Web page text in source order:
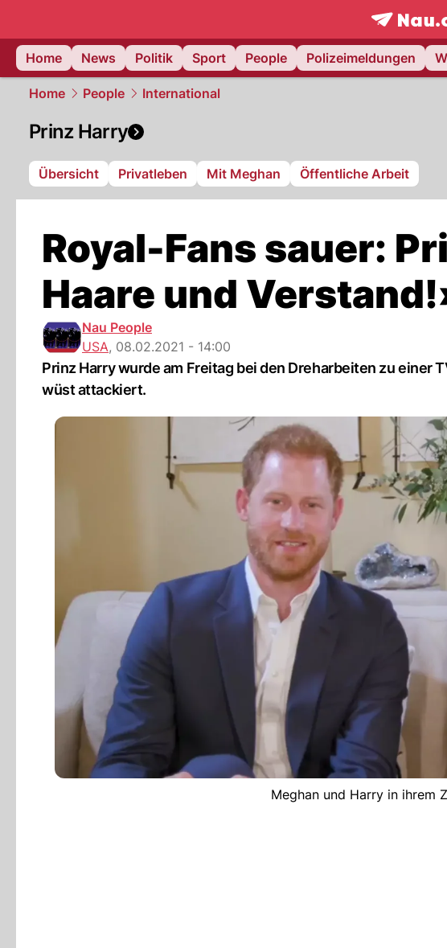
frontpage.
Home
News Politik Sport People Polizeimeldungen
Home People International
Prinz Harry
Übersicht Privatleben Mit Meghan Öffentliche Arbeit
Royal-Fans sauer:
Haare und
Nau People
USA, 08.02.2021 - 14:00
Prinz Harry wurde am Freitag bei den Dreharbeiten zu einer
wüst attackiert.
Meghan und Harry in ihrem